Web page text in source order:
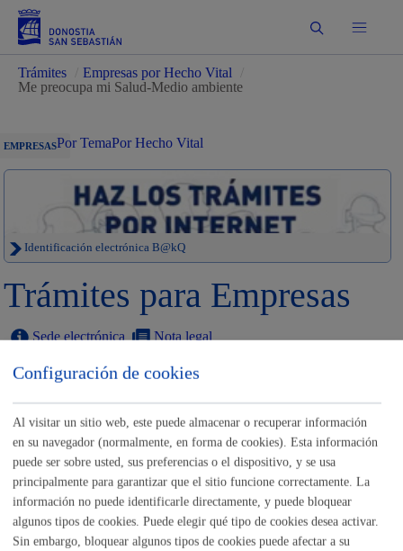
Buscar
Trámites Empresas por Hecho Vital
Me preocupa mi Salud-Medio ambiente
EMPRESASPor TemaPor Hecho Vital
Identificación electrónica B@kQ
Trámites para Empresas
Sede electrónica Nota legal
Listado completo de Trámites
Me preocupa mi Salud-Medio ambiente
Animales
Configuración de cookies
Al visitar un sitio web, este puede almacenar o recuperar información
en su navegador (normalmente, en forma de cookies). Esta información
puede ser sobre usted, sus preferencias o el dispositivo, y se usa
principalmente para garantizar que el sitio funcione correctamente. La
información no puede identificarle directamente, y puede bloquear
algunos tipos de cookies. Puede elegir qué tipo de cookies desea activar.
Sin embargo, bloquear algunos tipos de cookies puede afectar a su